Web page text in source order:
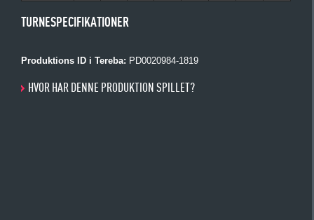
TURNESPECIFIKATIONER
Produktions ID i Tereba: PD0020984-1819
HVOR HAR DENNE PRODUKTION SPILLET?